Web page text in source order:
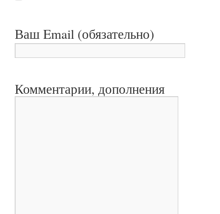
Ваш Email (обязательно)
Комментарии, дополнения